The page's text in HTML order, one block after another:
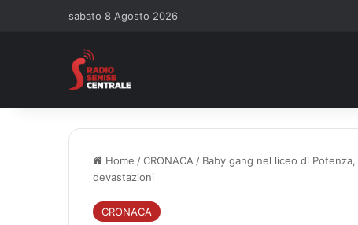
sabato 8 Agosto 2026
Home /CRONACA / Baby gang nel liceo di
devastazioni
CRONACA